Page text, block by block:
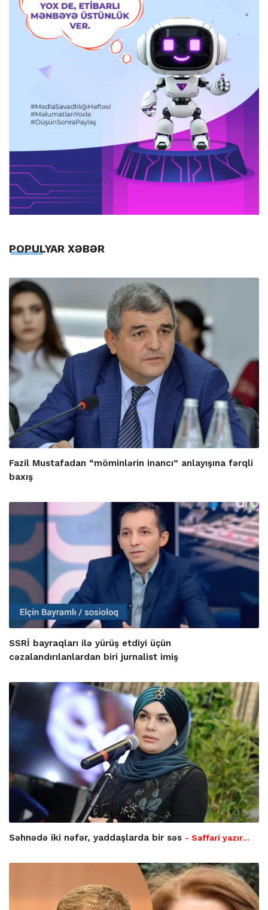
POPULYAR XƏBƏR
Fazil Mustafadan “möminlərin inancı” anlayışına fərqli
baxış
SSRİ bayraqları ilə yürüş etdiyi üçün
cəzalandırılanlardan biri jurnalist imiş
Səhnədə iki nəfər, yaddaşlarda bir səs - Saffari yazır…